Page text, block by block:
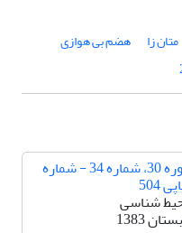
متان زا
هضم بی هوازی
دوره 30، شماره 34 - شماره
504
شناسی
1383